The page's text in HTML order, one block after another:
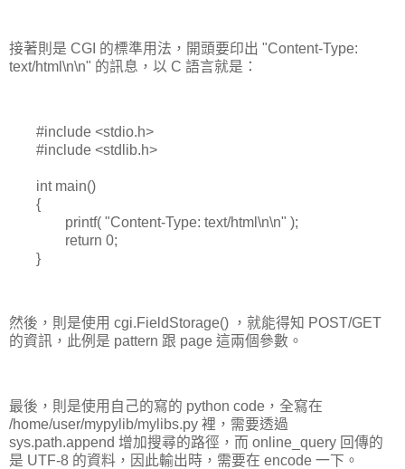
接著則是 CGI 的標準用法，開頭要印出 "Content-Type:
text/html\n\n" 的訊息，以 C 語言就是：
#include <stdio.h>
#include <stdlib.h>
int main()
{
printf( "Content-Type: text/html\n\n" );
return 0;
}
然後，則是使用 cgi.FieldStorage() ，就能得知 POST/GET
的資訊，此例是 pattern 跟 page 這兩個參數。
最後，則是使用自己的寫的 python code，全寫在
/home/user/mypylib/mylibs.py 裡，需要透過
sys.path.append 增加搜尋的路徑，而 online_query 回傳的
是 UTF-8 的資料，因此輸出時，需要在 encode 一下。